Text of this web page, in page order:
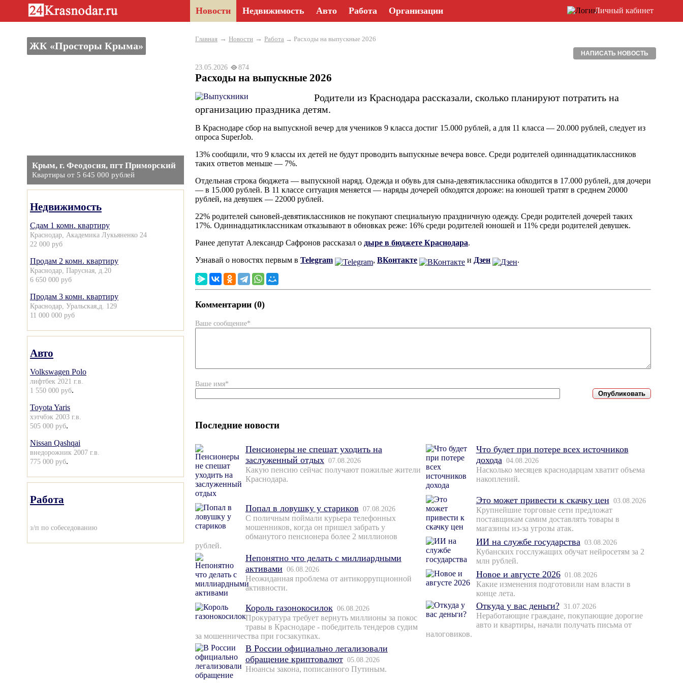
Новости Недвижимость Авто Работа Организации Личный кабинет
ЖК «Просторы Крыма»
Крым, г. Феодосия, пгт Приморский
Квартиры от 5 645 000 рублей
Недвижимость
Сдам 1 комн. квартиру
Краснодар, Академика Лукьяненко 24
22 000 руб
Продам 2 комн. квартиру
Краснодар, Парусная, д.20
6 650 000 руб
Продам 3 комн. квартиру
Краснодар, Уральская,д. 129
11 000 000 руб
Авто
Volkswagen Polo
лифтбек 2021 г.в.
1 550 000 руб.
Toyota Yaris
хэтчбэк 2003 г.в.
505 000 руб.
Nissan Qashqai
внедорожник 2007 г.в.
775 000 руб.
Работа
з/п по собеседованию
Главная → Новости → Работа → Расходы на выпускные 2026
НАПИСАТЬ НОВОСТЬ
23.05.2026 874
Расходы на выпускные 2026
Родители из Краснодара рассказали, сколько планируют потратить на
организацию праздника детям.
В Краснодаре сбор на выпускной вечер для учеников 9 класса достиг 15.000 рублей, а для 11 класса — 20.000 рублей, следует из
опроса SuperJob.
13% сообщили, что 9 классы их детей не будут проводить выпускные вечера вовсе. Среди родителей одиннадцатиклассников
таких ответов меньше — 7%.
Отдельная строка бюджета — выпускной наряд. Одежда и обувь для сына-девятиклассника обходится в 17.000 рублей, для дочери
— в 15.000 рублей. В 11 классе ситуация меняется — наряды дочерей обходятся дороже: на юношей тратят в среднем 20000
рублей, на девушек — 22000 рублей.
22% родителей сыновей-девятиклассников не покупают специальную праздничную одежду. Среди родителей дочерей таких
17%. Одиннадцатиклассникам отказывают в обновках реже: 16% среди родителей юношей и 11% среди родителей девушек.
Ранее депутат Александр Сафронов рассказал о дыре в бюджете Краснодара.
Узнавай о новостях первым в Telegram , ВКонтакте и Дзен .
Комментарии (0)
Ваше сообщение*
Ваше имя*
Последние новости
Пенсионеры не спешат уходить на
заслуженный отдых 07.08.2026
Какую пенсию сейчас получают пожилые жители
Краснодара.
Попал в ловушку у стариков 07.08.2026
С поличным поймали курьера телефонных
мошенников, когда он пришел забрать у
обманутого пенсионера более 2 миллионов
рублей.
Непонятно что делать с миллиардными
активами 06.08.2026
Неожиданная проблема от антикоррупционной
активности.
Король газонокосилок 06.08.2026
Прокуратура требует вернуть миллионы за покос
травы в Краснодаре - победитель тендеров судим
за мошенничества при госзакупках.
В России официально легализовали
обращение криптовалют 05.08.2026
Нюансы закона, пописанного Путиным.
Что будет при потере всех источников
дохода 04.08.2026
Насколько месяцев краснодарцам хватит объема
накоплений.
Это может привести к скачку цен 03.08.2026
Крупнейшие торговые сети предложат
поставщикам самим доставлять товары в
магазины из-за угрозы атак.
ИИ на службе государства 03.08.2026
Кубанских госслужащих обучат нейросетям за 2
млн рублей.
Новое и августе 2026 01.08.2026
Какие изменения подготовили нам власти в
конце лета.
Откуда у вас деньги? 31.07.2026
Неработающие граждане, покупающие дорогие
авто и квартиры, начали получать письма от
налоговиков.